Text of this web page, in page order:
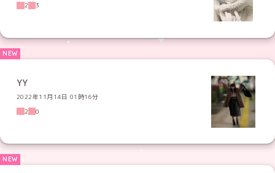
2
3
YY
2022年11月14日 01時16分
2
0